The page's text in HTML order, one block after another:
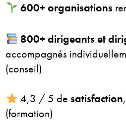
600+ organisations
800+ dirigeants et
accompagnés
(conseil)
4,3 / 5 desatisfaction
(formation)